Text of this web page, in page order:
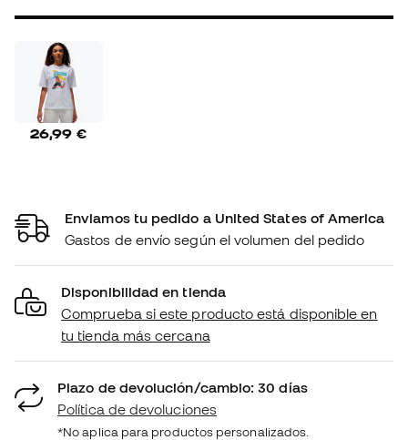
26,99 €
Enviamos tu pedido a United States of America
Gastos de envío según el volumen del pedido
Disponibilidad en tienda
Comprueba si este producto está disponible en
tu tienda más cercana
Plazo de devolución/cambio: 30 días
Política de devoluciones
*No aplica para productos personalizados.